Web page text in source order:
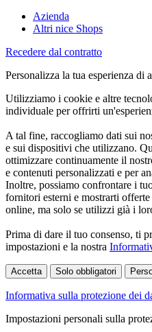
Azienda
Altri nice Shops
Recedere dal contratto
Personalizza la tua esperienza di
Utilizziamo i cookie e altre
individuale per offrirti
A tal fine, raccogliamo dati sui
e sui dispositivi che utilizzano.
ottimizzare continuamente il
e contenuti personalizzati e per
Inoltre, possiamo confrontare i
fornitori esterni e mostrarti
online, ma solo se utilizzi già i
Prima di dare il tuo consenso, ti
impostazioni e la nostra
Accetta Solo obbligatori
Informativa sulla protezione dei
Impostazioni personali sulla